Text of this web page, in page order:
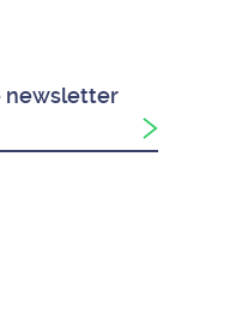
newsletter